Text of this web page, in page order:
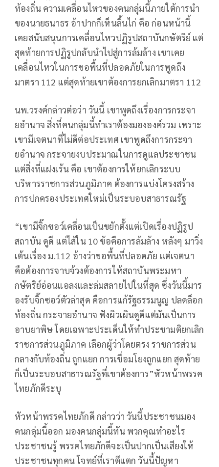
ท้องถิ่น ความเคลื่อนไหวของคนกลุ่มนี้ภายใต้การนำ
ของนายธนาธร อ้าปากก็เห็นลิ้นไก่ คือ ก่อนหน้านี้
เคยสนับสนุนการเคลื่อนไหวปฏิรูปสถาบันกษัตริย์ แต่
สุดท้ายการปฏิรูปกลับนำไปสู่การล้มล้าง เขาเคย
เคลื่อนไหวในการขอพื้นที่ปลอดภัยในการพูดถึง
มาตรา 112 แต่สุดท้ายเขาต้องการยกเลิกมาตรา 112
นพ.วรงค์กล่าวต่อว่า วันนี้ เขาพูดถึงเรื่องการกระจา
ยอำนาจ สิ่งที่คนกลุ่มนี้ทำเราต้องมององค์รวม เพราะ
เขามีเจตนาที่ไม่ดีต่อประเทศ เขาพูดถึงการกระจา
ยอำนาจ กระจายงบประมาณในการดูแลประชาชน
แต่สิ่งที่แฝงเร้น คือ เขาต้องการให้ยกเลิกระบบ
บริหารราชการส่วนภูมิภาค ต้องการแบ่งโครงสร้าง
การปกครองประเทศใหม่เป็นระบอบสาธารณรัฐ
“เขามีจิ๊กซอว์เคลื่อนเป็นขยักตั้งแต่เปิดเรื่องปฏิรูป
สถาบัน ดูดี แต่ไส้ใน 10 ข้อคือการล้มล้าง หลังๆ มาวิ่ง
เต้นเรื่อง ม.112 อ้างว่าขอพื้นที่ปลอดภัย แต่เจตนา
คือต้องการจาบจ้วงต้องการให้สถาบันพระมหา
กษัตริย์อ่อนแอลงและล่มสลายไปในที่สุด ซึ่งวันนี้มาร
องรับจิ๊กซอว์ตัวล่าสุด คือการแก้รัฐธรรมนูญ ปลดล็อก
ท้องถิ่น กระจายอำนาจ ฟังผิวเผินดูดีแต่มันเป็นการ
อาบยาพิษ โดยเฉพาะประเด็นให้ทำประชามติยกเลิก
ราชการส่วนภูมิภาค เลือกผู้ว่าโดยตรง ราชการส่วน
กลางกับท้องถิ่น ถูกแยก การเชื่อมโยงถูกแยก สุดท้าย
ก็เป็นระบอบสาธารณรัฐที่เขาต้องการ”หัวหน้าพรรค
ไทยภักดีระบุ
หัวหน้าพรรคไทยภักดี กล่าวว่า วันนี้ประชาชนมอง
คนกลุ่มนี้ออก มองคนกลุ่มนี้ทัน พวกคุณทำอะไร
ประชาชนรู้ พรรคไทยภักดีจะเป็นปากเป็นเสียงให้
ประชาชนทุกคน โจทย์ที่เราตีแตก วันนี้ปัญหา